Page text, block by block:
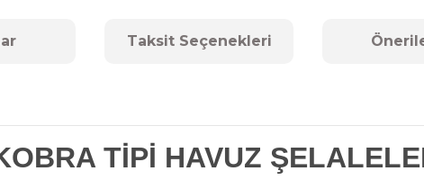
Taksit Seçenekleri
TİPİ HAVUZ